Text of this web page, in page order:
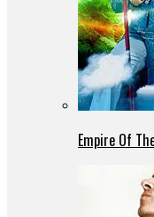
Empire Of